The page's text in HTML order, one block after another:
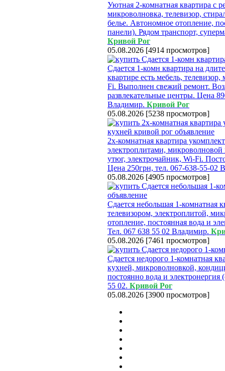
Уютная 2-комнатная квартира с
микроволновка, телевизор,
белье. Автономное отопление,
панели). Рядом транспорт,
Кривой Рог
05.08.2026 [4914 просмотров]
Сдается 1-комн квартира на
квартире есть мебель,
Fi. Выполнен свежий ремонт.
развлекательные центры. Цена
Владимир. Кривой Рог
05.08.2026 [5238 просмотров]
2х-комнатная квартира
электроплитами, микроволновой
утюг, электрочайник, Wi-Fi.
Цена 250грн, тел. 067-638-55-02
05.08.2026 [4905 просмотров]
Сдается небольшая 1-комнатная
телевизором, электроплитой,
отопление, постоянная вода и
Тел. 067 638 55 02 Владимир.
05.08.2026 [7461 просмотров]
Сдается недорого 1-комнатная
кухней, микроволновкой,
постоянно вода и
55 02. Кривой Рог
05.08.2026 [3900 просмотров]